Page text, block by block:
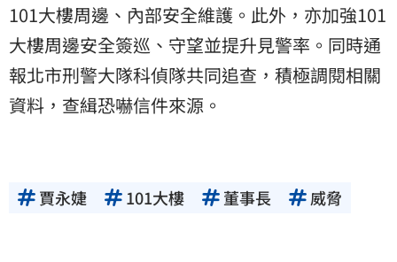
101大樓周邊、內部安全維護。此外，亦加強101
大樓周邊安全簽巡、守望並提升見警率。同時通
報北市刑警大隊科偵隊共同追查，積極調閱相關
資料，查緝恐嚇信件來源。
賈永婕 101大樓 董事長 威脅